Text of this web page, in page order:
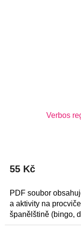
Verbos
je
5
hvězdiček.
55 Kč
PDF soubor
a aktivity na
španělštině (bingo,
začátečníky.